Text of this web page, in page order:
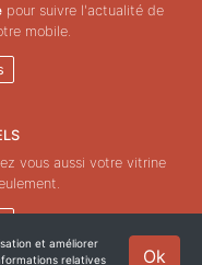
pour suivre l'actualité de
mobile.
vous aussi votre vitrine
Ok
et améliorer
relatives